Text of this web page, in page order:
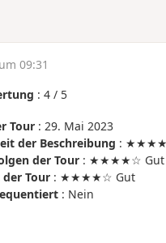
09:31
: 4 / 5
Tour : 29. Mai 2023
der Beschreibung :
der Tour : ★★★★☆ Gut
Tour : ★★★★☆ Gut
: Nein